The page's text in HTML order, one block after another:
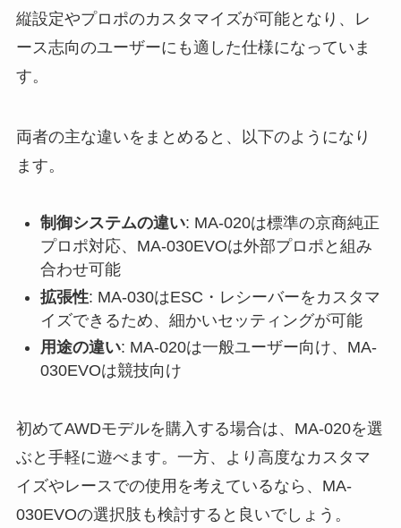
縦設定やプロポのカスタマイズが可能となり、レ
ース志向のユーザーにも適した仕様になっていま
す。
両者の主な違いをまとめると、以下のようになり
ます。
制御システムの違い: MA-020は標準の京商純正
プロポ対応、MA-030EVOは外部プロポと組み
合わせ可能
拡張性: MA-030はESC・レシーバーをカスタマ
イズできるため、細かいセッティングが可能
用途の違い: MA-020は一般ユーザー向け、MA-
030EVOは競技向け
初めてAWDモデルを購入する場合は、MA-020を選
ぶと手軽に遊べます。一方、より高度なカスタマ
イズやレースでの使用を考えているなら、MA-
030EVOの選択肢も検討すると良いでしょう。